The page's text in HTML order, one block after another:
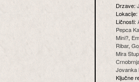
Drzave:
Lokacije:
Ličnosti:
Pepca
Mini?,
Ribar,
Mira
Jovanka
Ključne